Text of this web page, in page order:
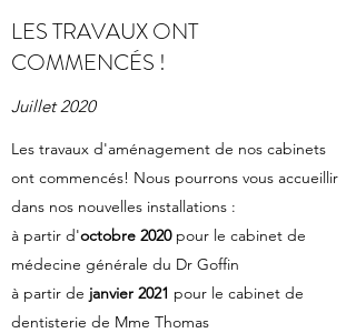
LES TRAVAUX ONT
COMMENCÉS !
Juillet 2020
Les travaux d'aménagement de nos cabinets
ont commencés! Nous pourrons vous accueillir
dans nos nouvelles installations :
à partir d'octobre 2020pour le cabinet de
médecine générale du Dr Goffin
à partir de janvier 2021 pour le cabinet de
dentisterie de Mme Thomas